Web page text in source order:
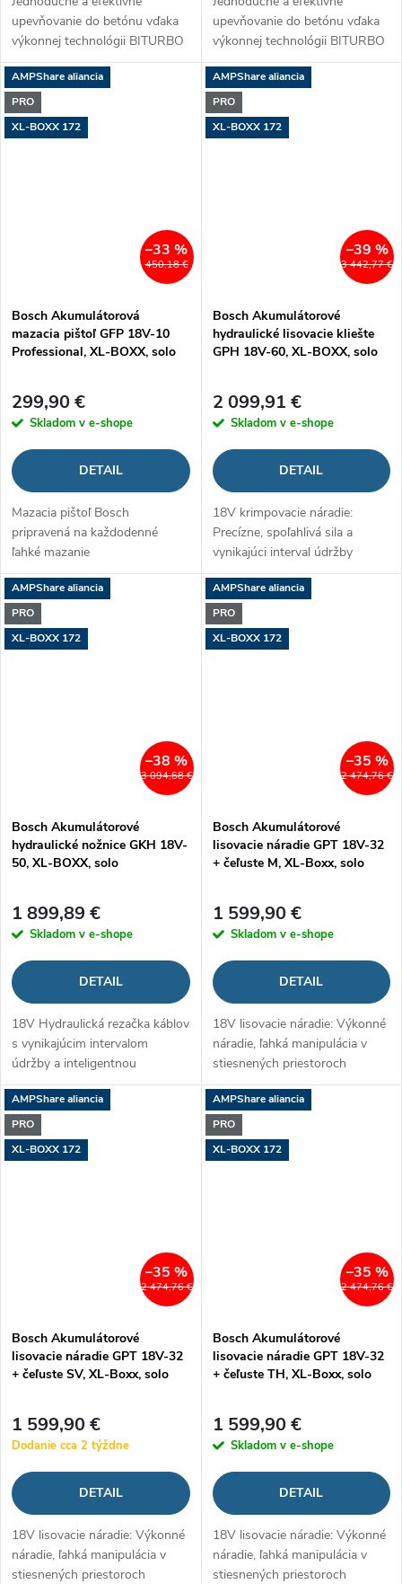
upevňovanie do betónu vďaka
výkonnej technológii BITURBO
Brushless
upevňovanie do betónu vďaka
výkonnej technológii BITURBO
Brushless
AMPShare aliancia
PRO
XL-BOXX 172
450,18 €
–33 %
Bosch Akumulátorová
mazacia pištoľ GFP 18V-10
Professional, XL-BOXX, solo
299,90 €
Skladom v e-shope
DETAIL
Mazacia pištoľ Bosch
pripravená na každodenné
ľahké mazanie
AMPShare aliancia
PRO
XL-BOXX 172
3 442,77 €
–39 %
Bosch Akumulátorové
hydraulické lisovacie kliešte
GPH 18V-60, XL-BOXX, solo
2 099,91 €
Skladom v e-shope
DETAIL
18V krimpovacie náradie:
Precízne, spoľahlivá sila a
vynikajúci interval údržby
AMPShare aliancia
PRO
XL-BOXX 172
3 094,68 €
–38 %
Bosch Akumulátorové
hydraulické nožnice GKH 18V-
50, XL-BOXX, solo
1 899,89 €
Skladom v e-shope
DETAIL
18V Hydraulická rezačka káblov
s vynikajúcim intervalom
údržby a inteligentnou
detekciou rezu
AMPShare aliancia
PRO
XL-BOXX 172
2 474,76 €
–35 %
Bosch Akumulátorové
lisovacie náradie GPT 18V-32
+ čeľuste M, XL-Boxx, solo
1 599,90 €
Skladom v e-shope
DETAIL
18V lisovacie náradie: Výkonné
náradie, ľahká manipulácia v
stiesnených priestoroch
AMPShare aliancia
PRO
XL-BOXX 172
2 474,76 €
–35 %
Bosch Akumulátorové
lisovacie náradie GPT 18V-32
+ čeľuste SV, XL-Boxx, solo
1 599,90 €
Dodanie cca 2 týždne
DETAIL
18V lisovacie náradie: Výkonné
náradie, ľahká manipulácia v
stiesnených priestoroch
AMPShare aliancia
PRO
XL-BOXX 172
2 474,76 €
–35 %
Bosch Akumulátorové
lisovacie náradie GPT 18V-32
+ čeľuste TH, XL-Boxx, solo
1 599,90 €
Skladom v e-shope
DETAIL
18V lisovacie náradie: Výkonné
náradie, ľahká manipulácia v
stiesnených priestoroch